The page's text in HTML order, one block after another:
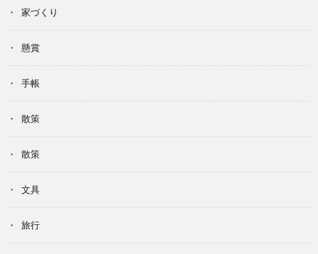
家づくり
懸賞
手帳
散策
散策
文具
旅行